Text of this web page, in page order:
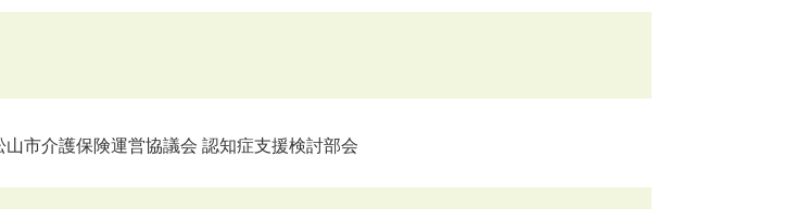
市介護保険運営協議会 認知症支援検討部会